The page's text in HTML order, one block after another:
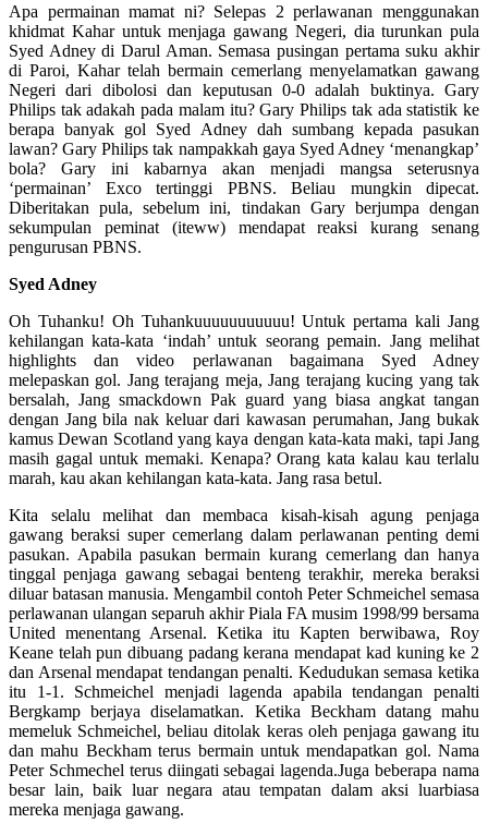
Apa permainan mamat ni? Selepas 2 perlawanan menggunakan
khidmat Kahar untuk menjaga gawang Negeri, dia turunkan pula
Syed Adney di Darul Aman. Semasa pusingan pertama suku akhir
di Paroi, Kahar telah bermain cemerlang menyelamatkan gawang
Negeri dari dibolosi dan keputusan 0-0 adalah buktinya. Gary
Philips tak adakah pada malam itu? Gary Philips tak ada statistik ke
berapa banyak gol Syed Adney dah sumbang kepada pasukan
lawan? Gary Philips tak nampakkah gaya Syed Adney ‘menangkap’
bola? Gary ini kabarnya akan menjadi mangsa seterusnya
‘permainan’ Exco tertinggi PBNS. Beliau mungkin dipecat.
Diberitakan pula, sebelum ini, tindakan Gary berjumpa dengan
sekumpulan peminat (iteww) mendapat reaksi kurang senang
pengurusan PBNS.
Syed Adney
Oh Tuhanku! Oh Tuhankuuuuuuuuuuu! Untuk pertama kali Jang
kehilangan kata-kata ‘indah’ untuk seorang pemain. Jang melihat
highlights dan video perlawanan bagaimana Syed Adney
melepaskan gol. Jang terajang meja, Jang terajang kucing yang tak
bersalah, Jang smackdown Pak guard yang biasa angkat tangan
dengan Jang bila nak keluar dari kawasan perumahan, Jang bukak
kamus Dewan Scotland yang kaya dengan kata-kata maki, tapi Jang
masih gagal untuk memaki. Kenapa? Orang kata kalau kau terlalu
marah, kau akan kehilangan kata-kata. Jang rasa betul.
Kita selalu melihat dan membaca kisah-kisah agung penjaga
gawang beraksi super cemerlang dalam perlawanan penting demi
pasukan. Apabila pasukan bermain kurang cemerlang dan hanya
tinggal penjaga gawang sebagai benteng terakhir, mereka beraksi
diluar batasan manusia. Mengambil contoh Peter Schmeichel semasa
perlawanan ulangan separuh akhir Piala FA musim 1998/99 bersama
United menentang Arsenal. Ketika itu Kapten berwibawa, Roy
Keane telah pun dibuang padang kerana mendapat kad kuning ke 2
dan Arsenal mendapat tendangan penalti. Kedudukan semasa ketika
itu 1-1. Schmeichel menjadi lagenda apabila tendangan penalti
Bergkamp berjaya diselamatkan. Ketika Beckham datang mahu
memeluk Schmeichel, beliau ditolak keras oleh penjaga gawang itu
dan mahu Beckham terus bermain untuk mendapatkan gol. Nama
Peter Schmechel terus diingati sebagai lagenda.Juga beberapa nama
besar lain, baik luar negara atau tempatan dalam aksi luarbiasa
mereka menjaga gawang.